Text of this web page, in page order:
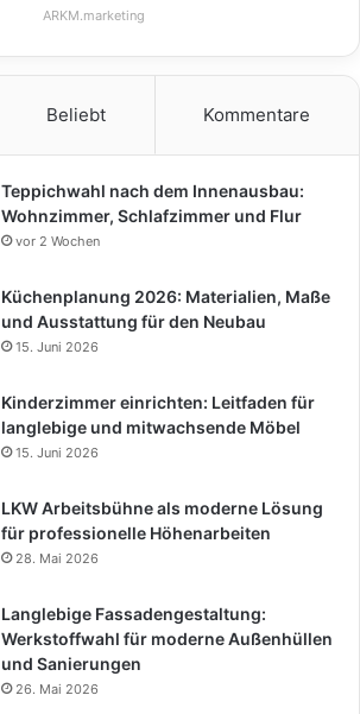
ARKM.marketing
Beliebt Kommentare
Teppichwahl nach dem Innenausbau:
Wohnzimmer, Schlafzimmer und Flur
vor 2 Wochen
Küchenplanung 2026: Materialien, Maße
und Ausstattung für den Neubau
15. Juni 2026
Kinderzimmer einrichten: Leitfaden für
langlebige und mitwachsende Möbel
15. Juni 2026
LKW Arbeitsbühne als moderne Lösung
für professionelle Höhenarbeiten
28. Mai 2026
Langlebige Fassadengestaltung:
Werkstoffwahl für moderne Außenhüllen
und Sanierungen
26. Mai 2026